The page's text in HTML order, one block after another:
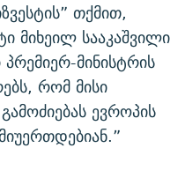
თქმით,
მიხეილ სააკაშვილი
მინისტრის
რომ მისი
ევროპის